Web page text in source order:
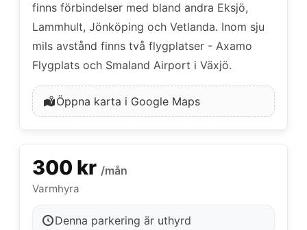
finns förbindelser med bland andra Eksjö,
Lammhult, Jönköping och Vetlanda. Inom sju
mils avstånd finns två flygplatser - Axamo
Flygplats och Smaland Airport i Växjö.
Öppna karta i Google Maps
300 kr /mån
Varmhyra
Denna parkering är uthyrd